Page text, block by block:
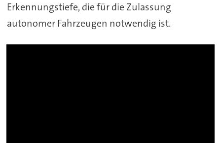
Erkennungstiefe, die für die Zulassung
autonomer Fahrzeugen notwendig ist.